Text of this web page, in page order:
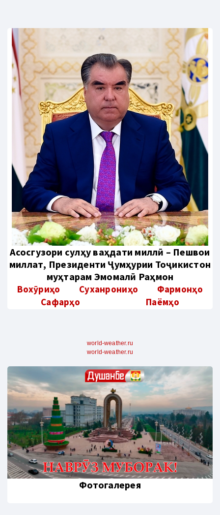
Aсосгузори сулҳу ваҳдати миллӣ – Пешвои
миллат, Президенти Ҷумҳурии Тоҷикистон
муҳтарам Эмомалӣ Раҳмон
Вохӯриҳо Суханрониҳо
Фармонҳо
Сафарҳо
Паёмҳо
world-weather.ru
world-weather.ru
Фотогалерея